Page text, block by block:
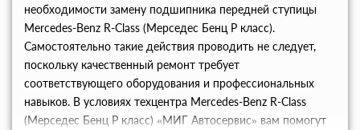
необходимости замену подшипника передней ступицы
Mercedes-Benz R-Class (Мерседес Бенц Р класс).
Самостоятельно такие действия проводить не следует,
поскольку качественный ремонт требует
соответствующего оборудования и профессиональных
навыков. В условиях техцентра Mercedes-Benz R-Class
(Мерседес Бенц Р класс) «МИГ Автосервис» вам помогут